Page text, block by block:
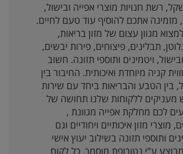
רשת חנויות מוצרי אפייה ובישול,
מזמינה אתכם להוסיף עוד טעם לחיים.
מגוון עצום של מזון בריאות,
תבלינים, פיצוחים, פירות יבשים,
ויטמינים ותוספי תזונה. חשוב
קניה מיוחדת ואיכותית. החיבור בין
בין הטבע והבריאות ביחד עם שירות
מעניקים ללקוחות שלנו תחושה של
לכם מחלקת אפייה מגוונת ,
מוצרי מזון איכותיים ויחודיים וגם
ותוספי תזונה בשילוב יעוץ אישי
ע”י נטורופת מוסמך. כל לקוח